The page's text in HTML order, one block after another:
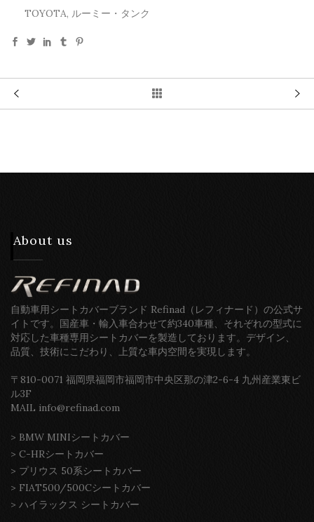
TOYOTA, ルーミー・タンク
About us
自動車用シートカバーブランド Refinad（レフィナード）の公式サ
イトです。国産車・輸入車合わせて約340車種、それぞれの型式に
対応した車種専用シートカバーを製造しております。デザイン、
品質、技術にこだわり、上質な車内空間を実現します。
〒810-0071 福岡県福岡市福岡市中央区那の津2-6-4 九州産業東ビ
ル3F
MAIL info@refinad.com
> BMW MINIシートカバー
> C-HRシートカバー
> プリウス 50系シートカバー
> FIAT500/500Cシートカバー
> ハイラックス シートカバー